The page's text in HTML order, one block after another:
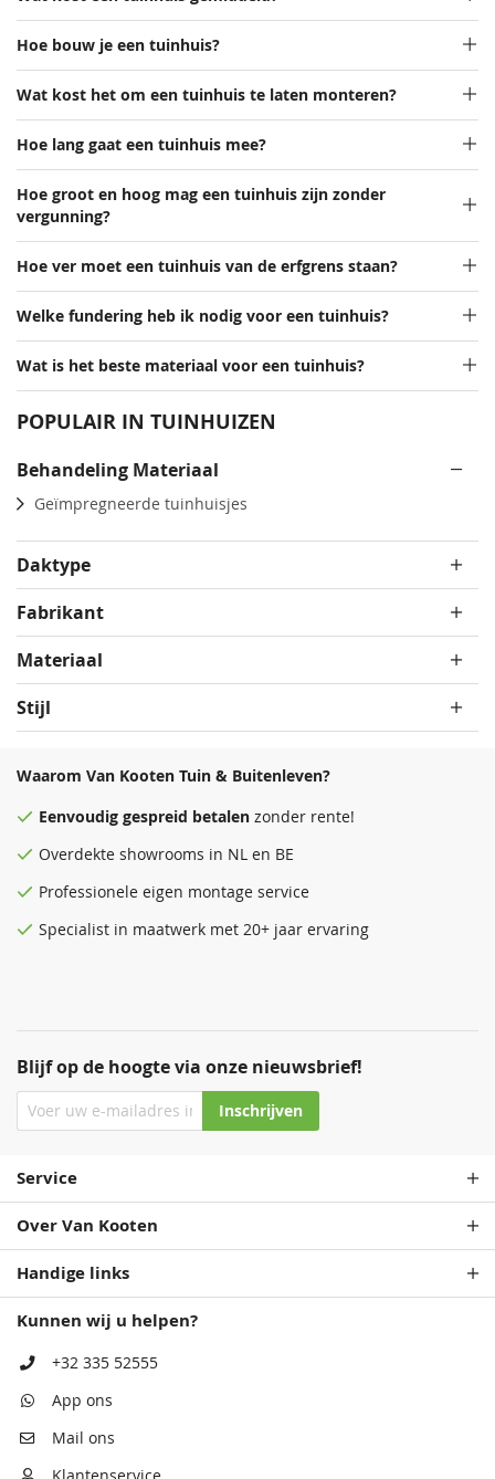
Hoe bouw je een tuinhuis?
Wat kost het om een tuinhuis te laten monteren?
Hoe lang gaat een tuinhuis mee?
Hoe groot en hoog mag een tuinhuis zijn zonder
vergunning?
Hoe ver moet een tuinhuis van de erfgrens staan?
Welke fundering heb ik nodig voor een tuinhuis?
Wat is het beste materiaal voor een tuinhuis?
POPULAIR IN TUINHUIZEN
Behandeling Materiaal
Geïmpregneerde tuinhuisjes
Daktype
Fabrikant
Materiaal
Stijl
Blijf op de hoogte via onze nieuwsbrief!
Inschrijven
Waarom Van Kooten Tuin & Buitenleven?
Eenvoudig gespreid betalen zonder rente!
Overdekte showrooms in NL en BE
Professionele eigen montage service
Specialist in maatwerk met 20+ jaar ervaring
Service
Over Van Kooten
Handige links
Kunnen wij u helpen?
+32 335 52555
App ons
Mail ons